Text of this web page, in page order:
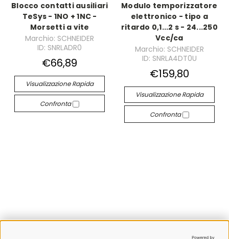
Blocco contatti ausiliari
TeSys - 1NO + 1NC -
Morsetti a vite
Marchio: SCHNEIDER
ID: SNRLADR0
€66,89
Visualizzazione Rapida
Confronta
Modulo temporizzatore
elettronico - tipo a
ritardo 0,1...2 s - 24...250
Vcc/ca
Marchio: SCHNEIDER
ID: SNRLA4DT0U
€159,80
Visualizzazione Rapida
Confronta